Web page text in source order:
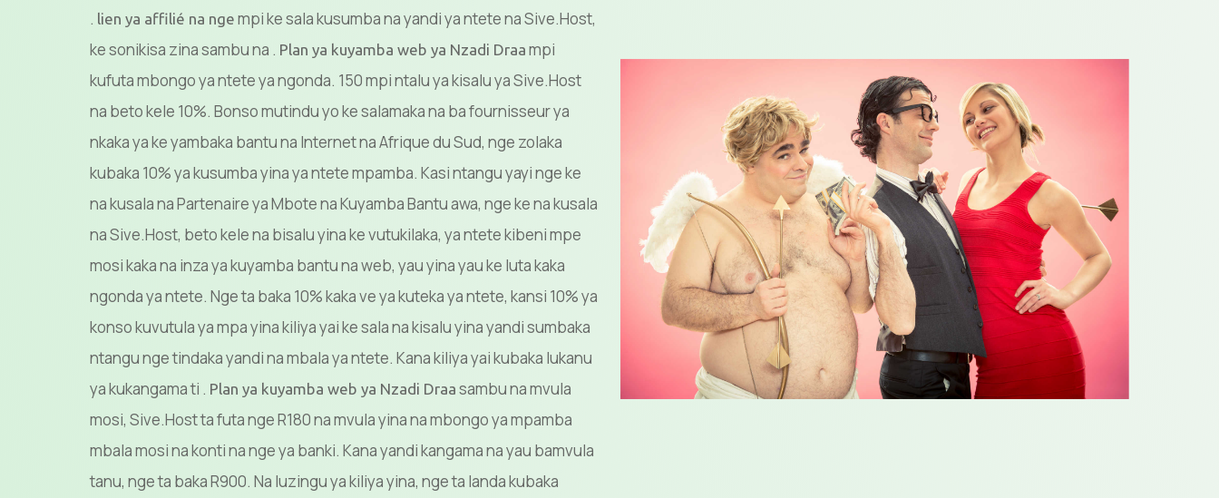
. lien ya affilié na nge mpi ke sala kusumba na yandi ya ntete na Sive.Host,
ke sonikisa zina sambu na . Plan ya kuyamba web ya Nzadi Draa mpi
kufuta mbongo ya ntete ya ngonda. 150 mpi ntalu ya kisalu ya Sive.Host
na beto kele 10%. Bonso mutindu yo ke salamaka na ba fournisseur ya
nkaka ya ke yambaka bantu na Internet na Afrique du Sud, nge zolaka
kubaka 10% ya kusumba yina ya ntete mpamba. Kasi ntangu yayi nge ke
na kusala na Partenaire ya Mbote na Kuyamba Bantu awa, nge ke na kusala
na Sive.Host, beto kele na bisalu yina ke vutukilaka, ya ntete kibeni mpe
mosi kaka na inza ya kuyamba bantu na web, yau yina yau ke luta kaka
ngonda ya ntete. Nge ta baka 10% kaka ve ya kuteka ya ntete, kansi 10% ya
konso kuvutula ya mpa yina kiliya yai ke sala na kisalu yina yandi sumbaka
ntangu nge tindaka yandi na mbala ya ntete. Kana kiliya yai kubaka lukanu
ya kukangama ti . Plan ya kuyamba web ya Nzadi Draa sambu na mvula
mosi, Sive.Host ta futa nge R180 na mvula yina na mbongo ya mpamba
mbala mosi na konti na nge ya banki. Kana yandi kangama na yau bamvula
tanu, nge ta baka R900. Na luzingu ya kiliya yina, nge ta landa kubaka